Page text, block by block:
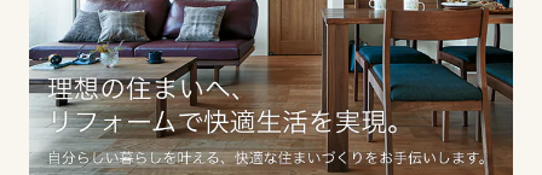
鳥取県
島根県